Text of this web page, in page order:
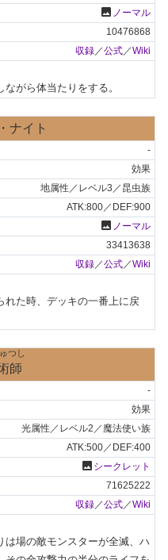
photo ノーマル
10476868
収録 ／公式 ／Wiki
がら体当たりをする。
ナイト
-
効果
地属性／レベル3／昆虫族
ATK:800／DEF:900
photo ノーマル
33413638
収録／公式／Wiki
れた時、デッキの一番上に戻
つし
師
-
効果
光属性／レベル2／魔法使い族
ATK:500／DEF:400
photo シークレット
71625222
収録／公式／Wiki
場の敵モンスターが全滅、ハ